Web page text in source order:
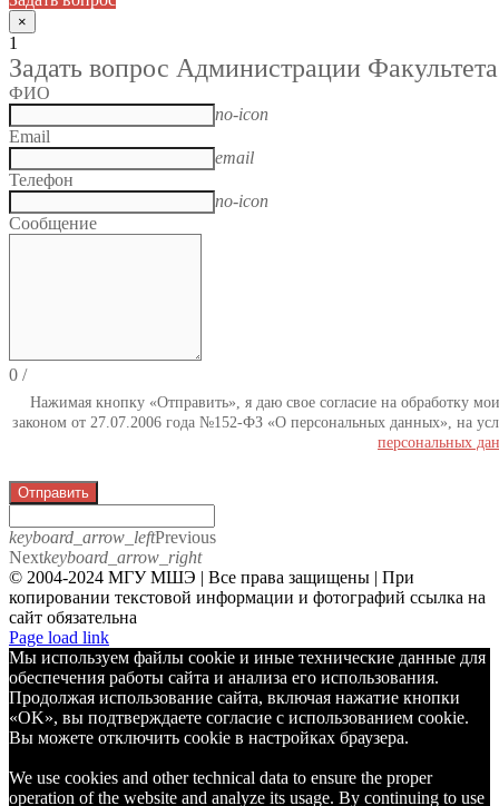
×
1
Задать вопрос Администрации Факультета
ФИО
no-icon
Email
email
Телефон
no-icon
Сообщение
0 /
Нажимая кнопку «Отправить», я даю свое согласие на обработку
законом от 27.07.2006 года №152-ФЗ «О персональных данных», на
персональных
Отправить
keyboard_arrow_leftPrevious
Nextkeyboard_arrow_right
© 2004-2024 МГУ МШЭ | Все права защищены | При
копировании текстовой информации и фотографий ссылка на
сайт обязательна
Telegram
Page load link
Мы используем файлы cookie и иные технические данные для
обеспечения работы сайта и анализа его использования.
Продолжая использование сайта, включая нажатие кнопки
«OK», вы подтверждаете согласие с использованием cookie.
Вы можете отключить cookie в настройках браузера.
We use cookies and other technical data to ensure the proper
operation of the website and analyze its usage. By continuing to use